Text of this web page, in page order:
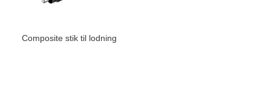
Composite stik til lodning